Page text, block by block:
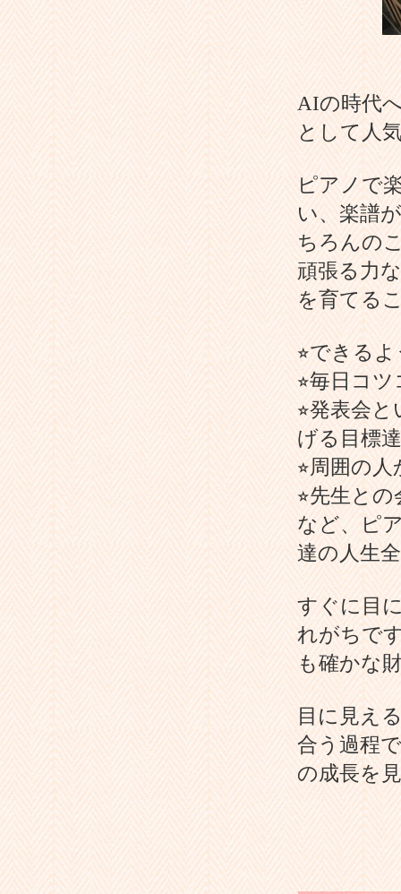
AIの時代
として人
ピアノで
い、楽譜
ちろんの
頑張る力
を育てる
⭐︎できる
⭐︎毎日コ
⭐︎発表会
げる目標
⭐︎周囲の
⭐︎先生と
など、ピ
達の人生
すぐに目
れがちで
も確かな
目に見え
合う過程
の成長を